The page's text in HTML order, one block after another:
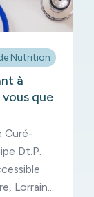
Nutrition
à
que
Curé-
Dt.P.
Lorraine